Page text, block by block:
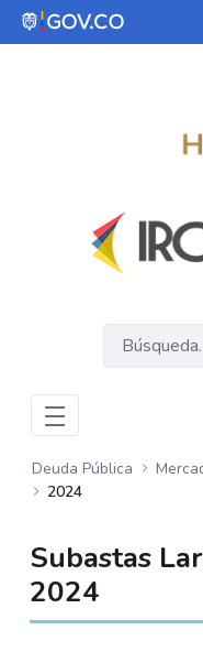
Saltar al contenido principal
Deuda Pública
2024
Subastas
2024